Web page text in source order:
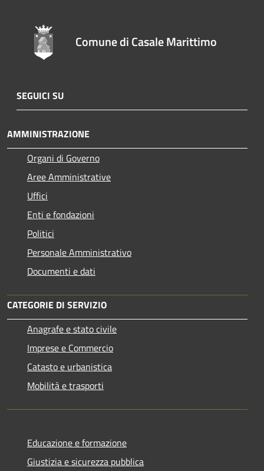
Comune di Casale Marittimo
SEGUICI SU
AMMINISTRAZIONE
Organi di Governo
Aree Amministrative
Uffici
Enti e fondazioni
Politici
Personale Amministrativo
Documenti e dati
CATEGORIE DI SERVIZIO
Anagrafe e stato civile
Imprese e Commercio
Catasto e urbanistica
Mobilità e trasporti
Educazione e formazione
Giustizia e sicurezza pubblica